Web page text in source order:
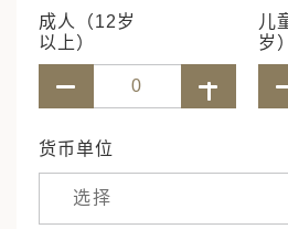
成人（12岁
以上）
儿
岁）
货币单位
选择